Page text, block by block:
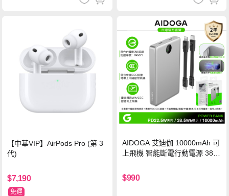
【中華VIP】AirPods Pro (第 3
代)
$7,190
免運
AIDOGA 艾迪伽 10000mAh 可
上飛機 智能斷電行動電源 38.5
灣BSMI/中國CCC/歐美CE/FCC
認證
$990